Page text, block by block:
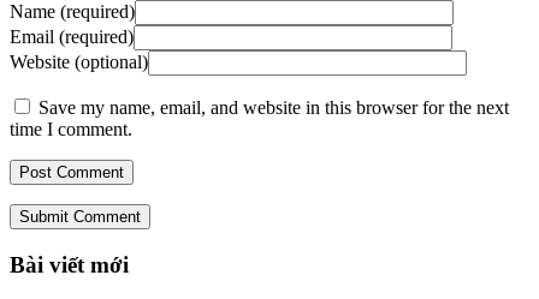
Name (required)
Email (required)
Website (optional)
Save my name, email, and website in this browser for the next
time I comment.
Submit Comment
Bài viết mới